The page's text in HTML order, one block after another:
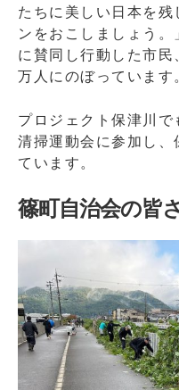
たちに美しい日本を残
ンをおこしましょう
に賛同し行動した市
万人にのぼっています
プロジェクト保津川で
清掃運動会に参加し、
ています。
篠町自治会の皆